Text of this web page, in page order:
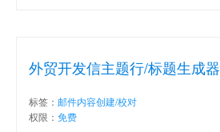
外贸开发信主题行/标题生成器
标签： 邮件内容创建/校对
权限： 免费